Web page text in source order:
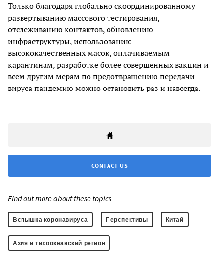
Только благодаря глобально скоординированному
развертыванию массового тестирования,
отслеживанию контактов, обновлению
инфраструктуры, использованию
высококачественных масок, оплачиваемым
карантинам, разработке более совершенных вакцин и
всем другим мерам по предотвращению передачи
вируса пандемию можно остановить раз и навсегда.
CONTACT US
Find out more about these topics:
Вспышка коронавируса Перспективы Китай
Азия и тихоокеанский регион